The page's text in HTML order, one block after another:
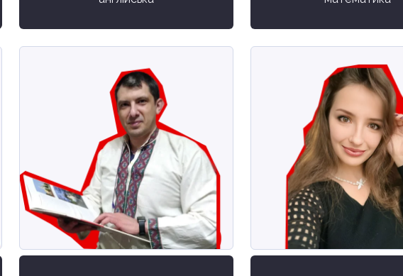
Доступ до навчальної онлайн-платформи
Річні контрольні роботи онлайн
Офіційний документ державного зразка
ОТРИМАТИ ЗНИЖКУ